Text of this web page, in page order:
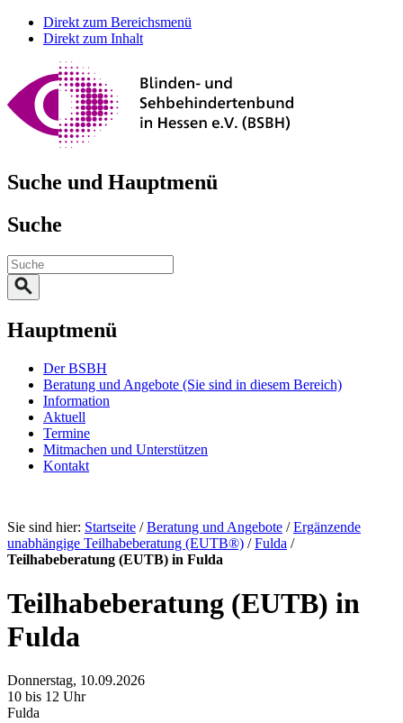
Direkt zum Bereichsmenü
Direkt zum Inhalt
Suche und Hauptmenü
Suche
Hauptmenü
Der BSBH
Beratung und Angebote (Sie sind in diesem Bereich)
Information
Aktuell
Termine
Mitmachen und Unterstützen
Kontakt
Sie sind hier: Startseite / Beratung und Angebote /Ergänzende
unabhängige Teilhabeberatung (EUTB®) /Fulda /
Teilhabeberatung (EUTB) in Fulda
Teilhabeberatung (EUTB) in
Fulda
Donnerstag, 10.09.2026
10 bis 12 Uhr
Fulda